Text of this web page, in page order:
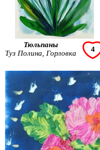
4
Тюльпаны
Туз Полина, Горловка